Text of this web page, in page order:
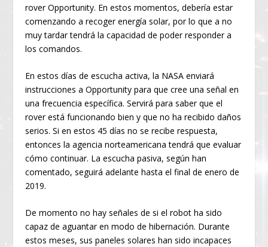
rover Opportunity. En estos momentos, debería estar
comenzando a recoger energía solar, por lo que a no
muy tardar tendrá la capacidad de poder responder a
los comandos.
En estos días de escucha activa, la NASA enviará
instrucciones a Opportunity para que cree una señal en
una frecuencia específica. Servirá para saber que el
rover está funcionando bien y que no ha recibido daños
serios. Si en estos 45 días no se recibe respuesta,
entonces la agencia norteamericana tendrá que evaluar
cómo continuar. La escucha pasiva, según han
comentado, seguirá adelante hasta el final de enero de
2019.
De momento no hay señales de si el robot ha sido
capaz de aguantar en modo de hibernación. Durante
estos meses, sus paneles solares han sido incapaces